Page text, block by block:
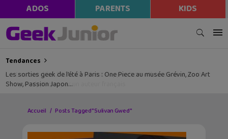
ADOS PARENTS KIDS
Tendances
Les sorties geek de l’été à Paris : One Piece au musée Grévin, Zoo Art
Show, Passion Japon…
Accueil Posts Tagged "Sulivan Gwed"